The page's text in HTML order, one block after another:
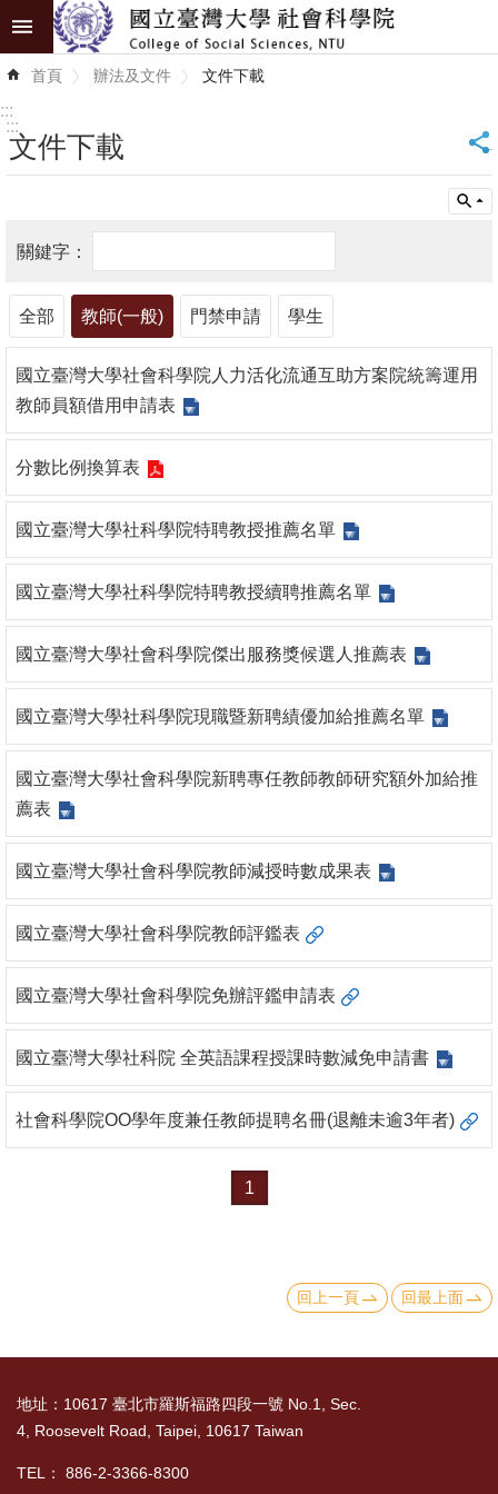
跳到主要內容區塊
進
階
學
學
術
單
位
研
究
消
息
公
告
國
際
高
教
深
耕
辦
法
及
件
心
輔
資
源
與
首頁 辦法及文件 文件下載
:::
:::
文件下載 _
全部 教師(一般) 門禁申請 學生
國立臺灣大學社會科學院人力活化流通互助方案院統籌運用
教師員額借用申請表
分數比例換算表
國立臺灣大學社科學院特聘教授推薦名單
國立臺灣大學社科學院特聘教授續聘推薦名單
國立臺灣大學社會科學院傑出服務獎候選人推薦表
國立臺灣大學社科學院現職暨新聘績優加給推薦名單
國立臺灣大學社會科學院新聘專任教師教師研究額外加給推
薦表
國立臺灣大學社會科學院教師減授時數成果表
國立臺灣大學社會科學院教師評鑑表
國立臺灣大學社會科學院免辦評鑑申請表
國立臺灣大學社科院 全英語課程授課時數減免申請書
社會科學院OO學年度兼任教師提聘名冊(退離未逾3年者)
1
回上一頁 回最上面
地址：10617 臺北市羅斯福路四段一號 No.1, Sec.
4, Roosevelt Road, Taipei, 10617 Taiwan
TEL： 886-2-3366-8300